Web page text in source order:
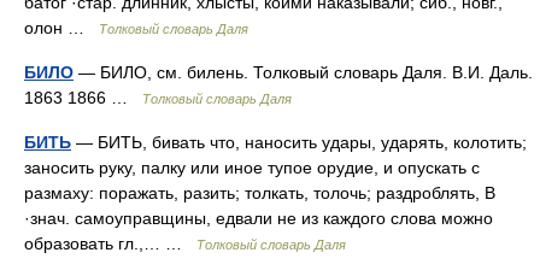
олон …
Толковый словарь Даля
БИЛО — БИЛО, см. билень. Толковый словарь Даля. В.И. Даль.
1863 1866 …
Толковый словарь Даля
БИТЬ — БИТЬ, бивать что, наносить удары, ударять, колотить;
заносить руку, палку или иное тупое орудие, и опускать с
размаху: поражать, разить; толкать, толочь; раздроблять, В
·знач. самоуправщины, едвали не из каждого слова можно
образовать гл.,… …
Толковый словарь Даля